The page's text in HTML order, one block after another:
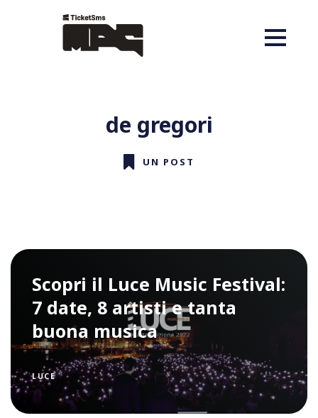
de gregori
UN POST
Scopri il Luce Music Festival:
7 date, 8 artisti e tanta
buona musica
LUCE